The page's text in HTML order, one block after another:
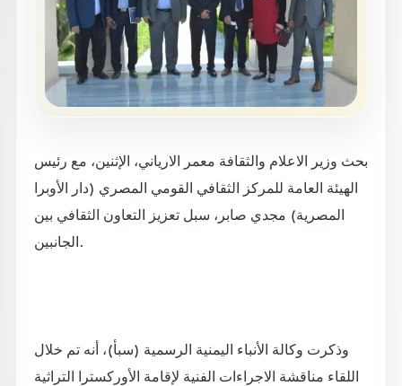
بحث وزير الاعلام والثقافة معمر الارياني، الإثنين، مع رئيس
الهيئة العامة للمركز الثقافي القومي المصري (دار الأوبرا
المصرية) مجدي صابر، سبل تعزيز التعاون الثقافي بين
الجانبين.
وذكرت وكالة الأنباء اليمنية الرسمية (سبأ)، أنه تم خلال
اللقاء مناقشة الاجراءات الفنية لإقامة الأوركسترا التراثية